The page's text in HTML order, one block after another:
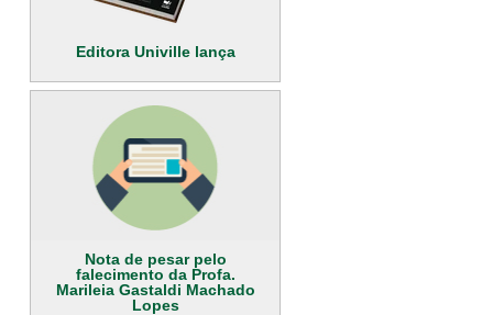
Editora Univille lança
Nota de pesar pelo
falecimento da Profa.
Marileia Gastaldi Machado
Lopes